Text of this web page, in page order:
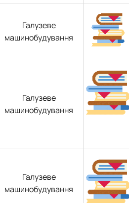
Галузеве
машинобудування
Галузеве
машинобудування
Галузеве
машинобудування